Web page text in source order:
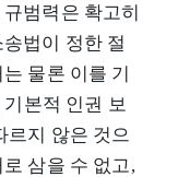
범력은 확고히
법이 정한 절
물론 이를 기
본적 인권 보
르지 않은 것으
삼을 수 없고,